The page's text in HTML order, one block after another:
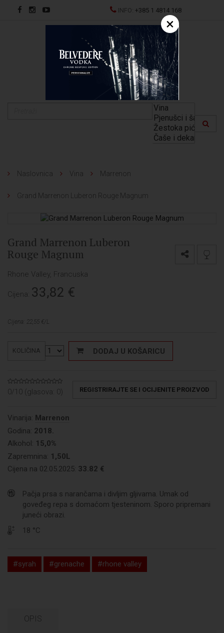
INFO:+385 1 4814 168
EN
Naslovnica Vina Marrenon
Grand Marrenon Luberon Rouge Magnum
Grand Marrenon Luberon
Rouge Magnum
Rhone Valley, Francuska
Cijena: 33,82 €
Cijena: 22,55 €/L
KOLIČINA DODAJ U KOŠARICU
0/10 (glasova: 0) REGISTRIRAJTE SE I OCIJENITE PROIZVOD
Vinarija: Marrenon
Godina: 2018.
Alkohol: 15,0%
Zapremnina: 1,50L
Cijena na 02.05.2025: 33.82 €
Pačja prsa s narančama i divljim gljivama. Umak od
goveđeg repa s domaćom tjesteninom. Sporo pripremani
juneći obrazi.
18 °C
#syrah #grenache #rhone valley
OPIS
×